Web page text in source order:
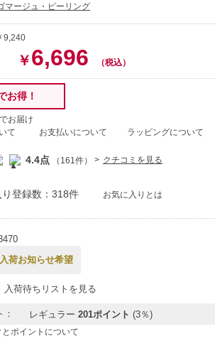
マージュ・ピーリング
9,240
￥6,696 （税込）
お得！
お届け
て
お支払いについて ラッピングについて
4.4点 （161件） クチコミを見る
り登録数：318件 お気に入りとは
荷お知らせ希望
入荷待ちリストを見る
レギュラー 201ポイント (3％)
ポイントについて